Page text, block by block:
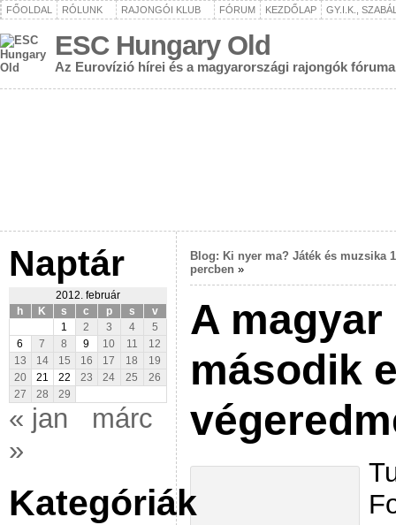
FŐOLDAL RÓLUNK RAJONGÓI KLUB FÓRUM KEZDŐLAP GY.I.K.,
ESC Hungary Old
Az Eurovízió hírei és a magyarországi rajongók fóruma
Naptár
2012. február
h
K s c p s
v
1
2 3 4
5
6
7 8 9 10 11
12
13
14 15 16 17 18
19
20
21 22 23 24 25
26
27
28 29
« jan
márc
»
Kategóriák
Blog: Ki nyer ma? Játék és muzsika
percben »
A
második